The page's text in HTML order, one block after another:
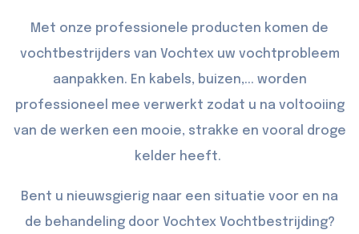
Met onze professionele producten komen de
vochtbestrijders van Vochtex uw vochtprobleem
aanpakken. En kabels, buizen,... worden
professioneel mee verwerkt zodat u na voltooiing
van de werken een mooie, strakke en vooral droge
kelder heeft.
Bent u nieuwsgierig naar een situatie voor en na
de behandeling door Vochtex Vochtbestrijding?